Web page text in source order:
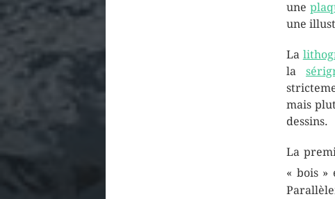
une
une
La
la
mais
dessins.
La
« bois »